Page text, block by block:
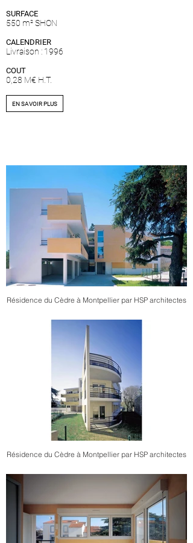
SURFACE
550 m² SHON
CALENDRIER
Livraison : 1996
COUT
0,28 M€ H.T.
EN SAVOIR PLUS
Résidence du Cèdre à Montpellier par HSP architectes
Résidence du Cèdre à Montpellier par HSP architectes